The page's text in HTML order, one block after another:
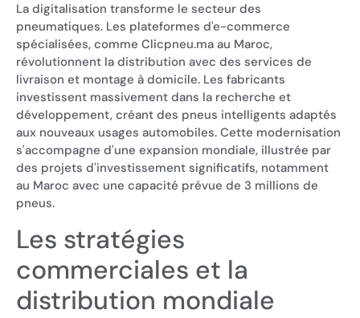
La digitalisation transforme le secteur des
pneumatiques. Les plateformes d'e-commerce
spécialisées, comme Clicpneu.ma au Maroc,
révolutionnent la distribution avec des services de
livraison et montage à domicile. Les fabricants
investissent massivement dans la recherche et
développement, créant des pneus intelligents adaptés
aux nouveaux usages automobiles. Cette modernisation
s'accompagne d'une expansion mondiale, illustrée par
des projets d'investissement significatifs, notamment
au Maroc avec une capacité prévue de 3 millions de
pneus.
Les stratégies
commerciales et la
distribution mondiale